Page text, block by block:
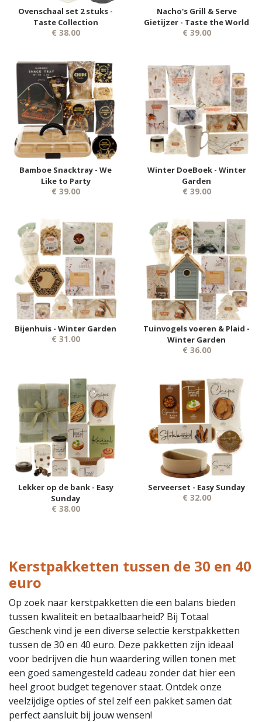
Ovenschaal set 2 stuks -
Taste Collection
€ 38.00
Nacho's Grill & Serve
Gietijzer - Taste the World
€ 39.00
Bamboe Snacktray - We
Like to Party
€ 39.00
Winter DoeBoek - Winter
Garden
€ 39.00
Bijenhuis - Winter Garden
€ 31.00
Tuinvogels voeren & Plaid -
Winter Garden
€ 36.00
Lekker op de bank - Easy
Sunday
€ 38.00
Serveerset - Easy Sunday
€ 32.00
Kerstpakketten tussen de 30 en 40
euro
Op zoek naar kerstpakketten die een balans bieden
tussen kwaliteit en betaalbaarheid? Bij Totaal
Geschenk vind je een diverse selectie kerstpakketten
tussen de 30 en 40 euro. Deze pakketten zijn ideaal
voor bedrijven die hun waardering willen tonen met
een goed samengesteld cadeau zonder dat hier een
heel groot budget tegenover staat. Ontdek onze
veelzijdige opties of stel zelf een pakket samen dat
perfect aansluit bij jouw wensen!